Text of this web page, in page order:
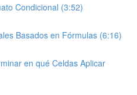
Condicional (3:52)
Basados en Fórmulas (6:16)
en qué Celdas Aplicar